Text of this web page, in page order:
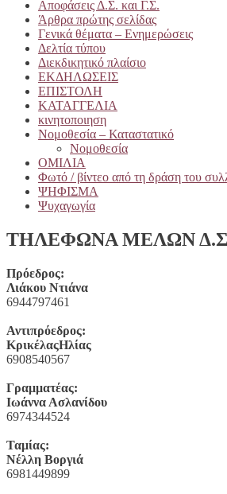
Αποφάσεις Δ.Σ. και Γ.Σ.
Άρθρα πρώτης σελίδας
Γενικά θέματα – Ενημερώσεις
Δελτία τύπου
Διεκδικητικό πλαίσιο
ΕΚΔΗΛΩΣΕΙΣ
ΕΠΙΣΤΟΛΗ
ΚΑΤΑΓΓΕΛΙΑ
κινητοποιηση
Νομοθεσία – Καταστατικό
Νομοθεσία
ΟΜΙΛΙΑ
Φωτό / βίντεο από τη δράση του
ΨΗΦΙΣΜΑ
Ψυχαγωγία
ΤΗΛΕΦΩΝΑ ΜΕΛΩΝ
Πρόεδρος:
Λιάκου Ντιάνα
6944797461
Αντιπρόεδρος:
ΚρικέλαςΗλίας
6908540567
Γραμματέας:
Ιωάννα Ασλανίδου
6974344524
Ταμίας:
Νέλλη Βοργιά
6981449899